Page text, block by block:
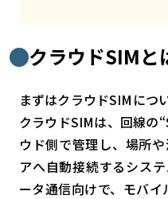
スマホ
クラウドSIMと
まずはクラウドSIMにつ
クラウドSIMは、回線の
ウド側で管理し、場所
アへ自動接続するシス
ータ通信向けで、モバ